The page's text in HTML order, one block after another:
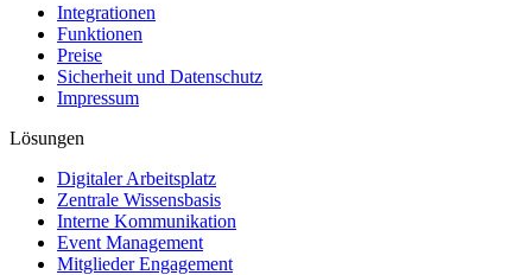
Integrationen
Funktionen
Preise
Sicherheit und Datenschutz
Impressum
Lösungen
Digitaler Arbeitsplatz
Zentrale Wissensbasis
Interne Kommunikation
Event Management
Mitglieder Engagement